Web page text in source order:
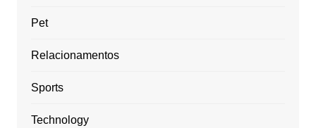
Pet
Relacionamentos
Sports
Technology